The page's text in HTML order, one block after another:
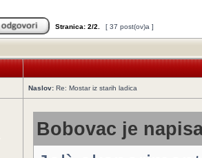
Stranica: 2/2 [ 37 post(ov)a ]
Naslov: Re: Mostar iz starih ladica
Bobovac je